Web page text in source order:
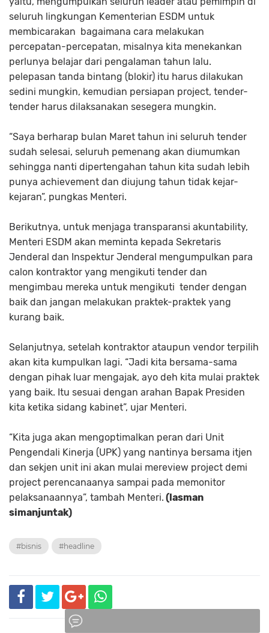
seluruh lingkungan Kementerian ESDM untuk
membicarakan bagaimana cara melakukan
percepatan-percepatan, misalnya kita menekankan
perlunya belajar dari pengalaman tahun lalu.
pelepasan tanda bintang (blokir) itu harus dilakukan
sedini mungkin, kemudian persiapan project, tender-
tender harus dilaksanakan sesegera mungkin.
“Saya berharap bulan Maret tahun ini seluruh tender
sudah selesai, seluruh pemenang akan diumumkan
sehingga nanti dipertengahan tahun kita sudah lebih
punya achievement dan diujung tahun tidak kejar-
kejaran”, pungkas Menteri.
Berikutnya, untuk menjaga transparansi akuntability,
Menteri ESDM akan meminta kepada Sekretaris
Jenderal dan Inspektur Jenderal mengumpulkan para
calon kontraktor yang mengikuti tender dan
mengimbau mereka untuk mengikuti tender dengan
baik dan jangan melakukan praktek-praktek yang
kurang baik.
Selanjutnya, setelah kontraktor ataupun vendor terpilih
akan kita kumpulkan lagi. “Jadi kita bersama-sama
dengan pihak luar mengajak, ayo deh kita mulai praktek
yang baik. Itu sesuai dengan arahan Bapak Presiden
kita ketika sidang kabinet”, ujar Menteri.
“Kita juga akan mengoptimalkan peran dari Unit
Pengendali Kinerja (UPK) yang nantinya bersama itjen
dan sekjen unit ini akan mulai mereview project demi
project perencanaanya sampai pada memonitor
pelaksanaannya”, tambah Menteri. (lasman
simanjuntak)
#bisnis #headline